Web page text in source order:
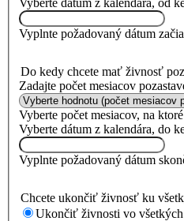
Vyplnte požadovaný dátum
Do kedy chcete mať živnosť
Zadajte počet mesiacov
Vyberte počet mesiacov, na
Vyberte dátum z kalendára, do
Vyplnte požadovaný dátum
Chcete ukončiť živnosť ku
Ukončiť živnosti vo